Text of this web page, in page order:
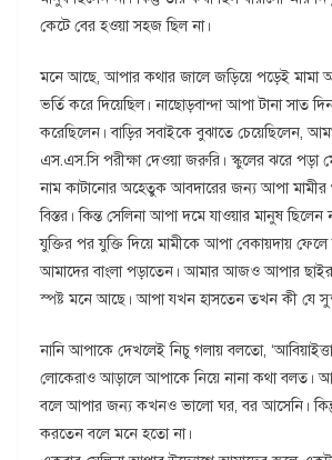
কেটে বের হওয়া সহজ ছিল না।
মনে আছে, আপার কথার জালে জড়িয়ে পড়েই মামা
ভর্তি করে দিয়েছিল। নাছোড়বান্দা আপা টানা সাত
করেছিলেন। বাড়ির সবাইকে বুঝাতে চেয়েছিলেন,
এস.এস.সি পরীক্ষা দেওয়া জরুরি। স্কুলের ঝরে পড়া
নাম কাটানোর অহেতুক আবদারের জন্য আপা মামীর
বিস্তর। কিন্ত সেলিনা আপা দমে যাওয়ার মানুষ ছিলেন
যুক্তির পর যুক্তি দিয়ে মামীকে আপা বেকায়দায়
আমাদের বাংলা পড়াতেন। আমার আজও আপার
স্পষ্ট মনে আছে। আপা যখন হাসতেন তখন কী যে
নানি আপাকে দেখলেই নিচু গলায় বলতো, ‘আবিয়াইত্তা
লোকেরাও আড়ালে আপাকে নিয়ে নানা কথা বলত।
বলে আপার জন্য কখনও ভালো ঘর, বর আসেনি।
করতেন বলে মনে হতো না।